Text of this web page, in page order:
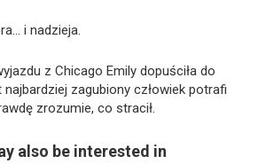
i nadzieja.
z Chicago Emily dopuściła do
zagubiony człowiek potrafi
zrozumie, co stracił.
also be interested in